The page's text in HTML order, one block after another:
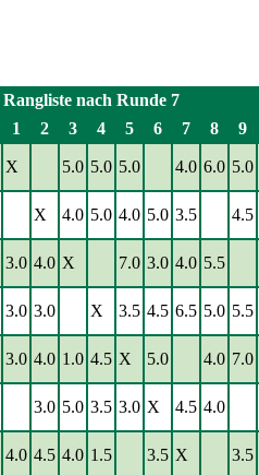
Rangliste nach Runde 7
1 2 3 4 5 6 7 8 9
X 5.0 5.0 5.0 4.0 6.0 5.0
X 4.0 5.0 4.0 5.0 3.5 4.5
3.0 4.0 X 7.0 3.0 4.0 5.5
3.0 3.0 X 3.5 4.5 6.5 5.0 5.5
3.0 4.0 1.0 4.5 X 5.0 4.0 7.0
3.0 5.0 3.5 3.0 X 4.5 4.0
4.0 4.5 4.0 1.5 3.5 X 3.5